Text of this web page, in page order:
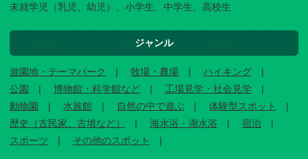
未就学児（乳児、幼児）、小学生、中学生、高校生
ジャンル
遊園地・テーマパーク 牧場・農場
ハイキング
公園
博物館・科学館など
工場見学・社会見学
動物園
水族館 自然の中で遊ぶ
体験型スポット
歴史（古民家、古墳など）
海水浴・湖水浴
宿泊
スポーツ
その他のスポット